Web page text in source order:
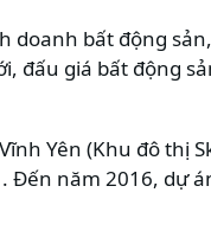
doanh bất động
đấu giá bất động
Yên (Khu đô thị
Đến năm 2016, dự